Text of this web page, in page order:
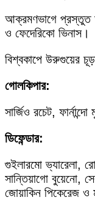
আক্রমণভাগে প্রস্তুত
ও ফেদেরিকো ভিনাস।
বিশ্বকাপে উরুগুয়ের
গোলকিপার:
সার্জিও রচেট,
ডিফেন্ডার:
গুইলারমো ভ্যারেলা,
সান্তিয়াগো বুয়েনো,
জোয়াকিন পিকেরেজ ও